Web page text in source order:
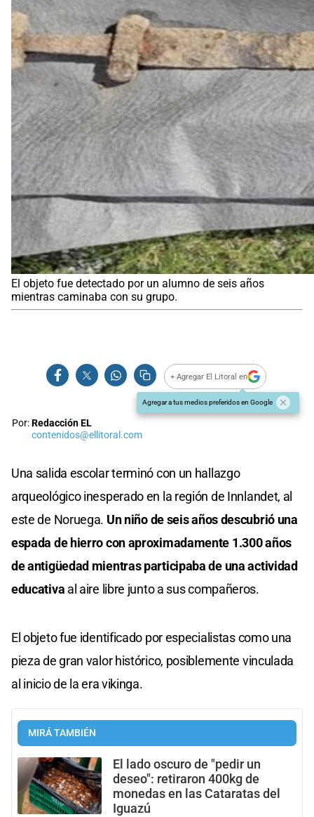
El objeto fue detectado por un alumno de seis años
mientras caminaba con su grupo.
+ Agregar El Litoral en
Agregar a tus medios preferidos en Google
Por:Redacción EL
contenidos@ellitoral.com
Una salida escolar terminó con un hallazgo
arqueológico inesperado en la región de Innlandet, al
este de Noruega. Un niño de seis años descubrió una
espada de hierro con aproximadamente 1.300 años
de antigüedad mientras participaba de una actividad
educativa al aire libre junto a sus compañeros.
El objeto fue identificado por especialistas como una
pieza de gran valor histórico, posiblemente vinculada
al inicio de la era vikinga.
MIRÁ TAMBIÉN
El lado oscuro de "pedir un
deseo": retiraron 400kg de
monedas en las Cataratas del
Iguazú